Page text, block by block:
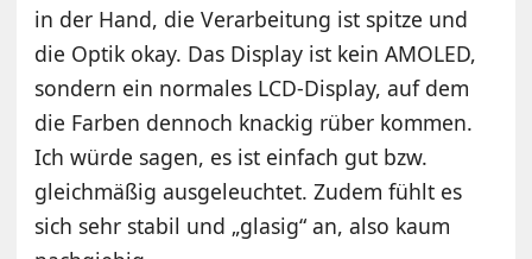
in der Hand, die Verarbeitung ist spitze und
die Optik okay. Das Display ist kein AMOLED,
sondern ein normales LCD-Display, auf dem
die Farben dennoch knackig rüber kommen.
Ich würde sagen, es ist einfach gut bzw.
gleichmäßig ausgeleuchtet. Zudem fühlt es
sich sehr stabil und „glasig“ an, also kaum